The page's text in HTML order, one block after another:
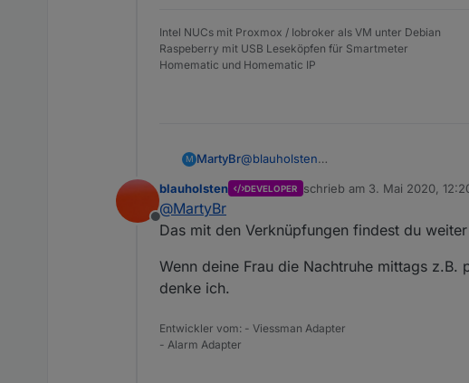
Intel NUCs mit Proxmox / Iobroker als VM unter Debian
Raspeberry mit USB Leseköpfen für Smartmeter
Homematic und Homematic IP
M MartyBr@blauholsten
Meine Frau legt Mittags auch bis zu 3
Hast du ein Beispiel für mich, wie ich
Dann kann ich mal versuchen das bei
Wie schaltet man die Verknüpfungen?
Offline
blauholsten DEVELOPER schrieb am 3. Mai 2020,
zuletzt editiert von
@MartyBr
Das mit den Verknüpfungen findest du
Wenn deine Frau die Nachtruhe mittags
denke ich.
Entwickler vom: - Viessman Adapter
- Alarm Adapter